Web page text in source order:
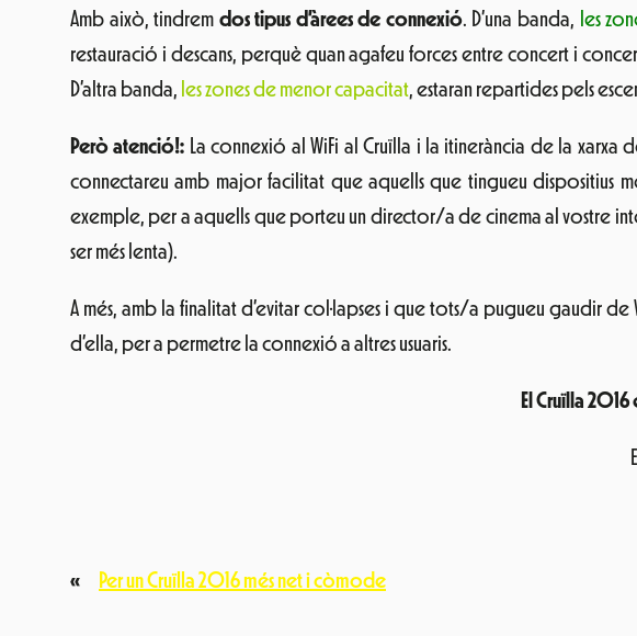
Amb això, tindrem dos tipus d’àrees de connexió. D’una banda, les
restauració i descans, perquè quan agafeu forces entre concert i
D’altra banda, les zones de menor capacitat, estaran repartides pels
Però atenció!: La connexió al WiFi al Cruïlla i la itinerància de la
connectareu amb major facilitat que aquells que tingueu dispositius
exemple, per a aquells que porteu un director/a de cinema al vostre
ser més lenta).
A més, amb la finalitat d’evitar col·lapses i que tots/a pugueu gaudir de
d’ella, per a permetre la connexió a altres usuaris.
El Cruïlla
« Per un Cruïlla 2016 més net i còmode